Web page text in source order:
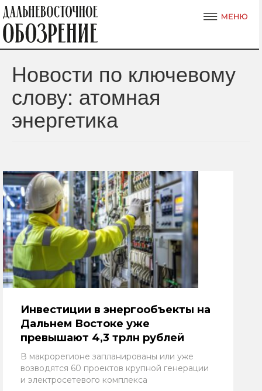
Новости по ключевому
слову: атомная
энергетика
Инвестиции в энергообъекты на
Дальнем Востоке уже
превышают 4,3 трлн рублей
В макрорегионе запланированы или уже
возводятся 60 проектов крупной генерации
и электросетевого комплекса